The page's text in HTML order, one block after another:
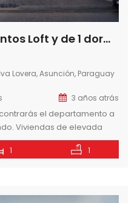
En venta departamentos Loft y de 1 dormitorio en Edificio Lumiere del Sol a 1 cuadra del Shopping del Sol, Barrio Las Lomas, Asuncion- Paraguay
Lovera, Asunción, Paraguay
3 años atrás
el departamento a
Viviendas de elevada
del Sol. Edificio de
con amplias terrazas y
1 1